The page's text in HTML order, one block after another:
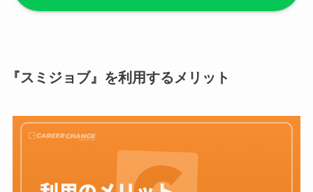
『スミジョブ』を利用するメリット